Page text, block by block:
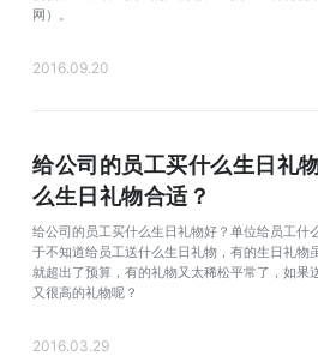
网）。
2016.09.20
给公司的员工买什么生日礼
么生日礼物合适？
给公司的员工买什么生日礼物好？单位给员工什
于不知道给员工送什么生日礼物，有的生日礼物
就超出了预算，有的礼物又太稀松平常了，如果
又很高的礼物呢？
2016.03.29